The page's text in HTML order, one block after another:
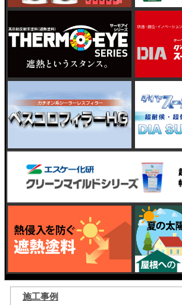
施工事例